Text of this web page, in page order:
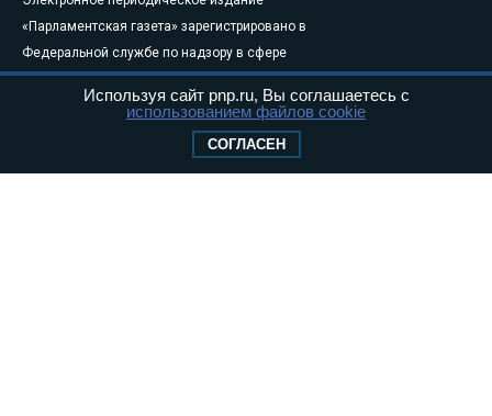
«Парламентская газета» зарегистрировано в
Федеральной службе по надзору в сфере
связи, информационных технологий и
массовых коммуникаций (Роскомнадзор) 05
Свидетельство о регистрации Эл № ФС77-
Используя сайт pnp.ru, Вы соглашаетесь с
использованием файлов cookie
СОГЛАСЕН